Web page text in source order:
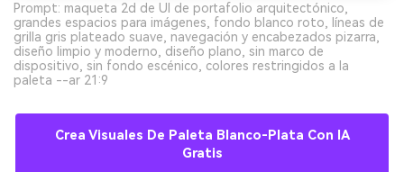
Prompt: maqueta 2d de UI de portafolio arquitectónico,
grandes espacios para imágenes, fondo blanco roto, líneas de
grilla gris plateado suave, navegación y encabezados pizarra,
diseño limpio y moderno, diseño plano, sin marco de
dispositivo, sin fondo escénico, colores restringidos a la
paleta --ar 21:9
Crea Visuales De Paleta Blanco-Plata Con IA
Gratis